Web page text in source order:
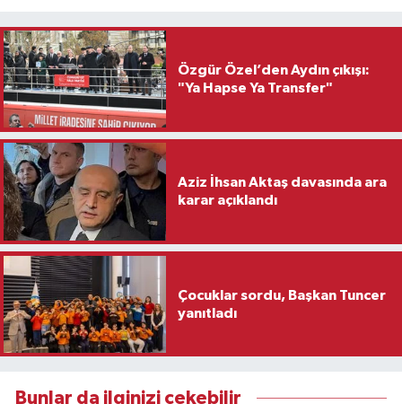
Özgür Özel’den Aydın çıkışı:
"Ya Hapse Ya Transfer"
Aziz İhsan Aktaş davasında ara
karar açıklandı
Çocuklar sordu, Başkan Tuncer
yanıtladı
Bunlar da ilginizi çekebilir